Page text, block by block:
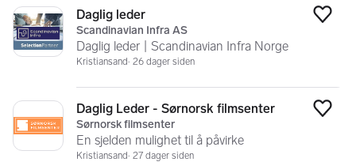
Daglig leder
Scandinavian Infra AS
Daglig leder | Scandinavian Infra Norge
Kristiansand 26 dager siden
Daglig Leder - Sørnorsk filmsenter
Sørnorsk filmsenter
En sjelden mulighet til å påvirke
Kristiansand 27 dager siden